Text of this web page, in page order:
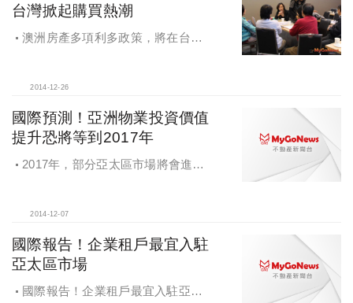
台灣掀起購買熱潮
澳洲房產多項利多政策，將在台灣
2014-12-26
國際預測！亞洲物業投資價值
提升恐將等到2017年
2017年，部分亞太區市場將會進入
2014-12-07
國際報告！企業租戶最宜入駐
亞太區市場
國際報告！企業租戶最宜入駐亞太